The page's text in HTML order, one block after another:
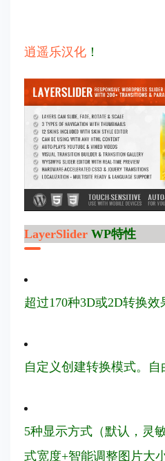
逍遥乐汉化 ！
LayerSlider WP特性
超过170种3D或2D转换效
自定义创建转换模式。自
5种显示方式（默认，灵
式宽度+智能调整图片大